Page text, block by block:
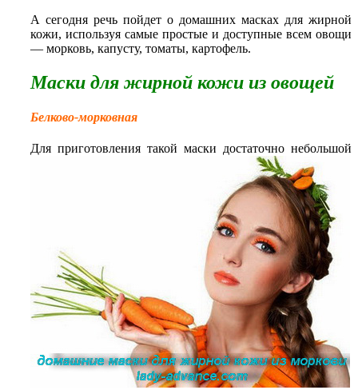
А сегодня речь пойдет о домашних масках для жирной
кожи, используя самые простые и доступные всем овощи
— морковь, капусту, томаты, картофель.
Маски для жирной кожи из овощей
Белково-морковная
Для приготовления такой маски достаточно небольшой